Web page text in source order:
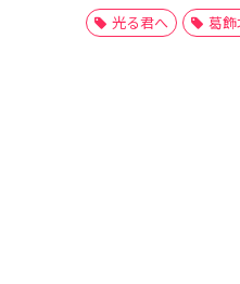
光る君へ
葛